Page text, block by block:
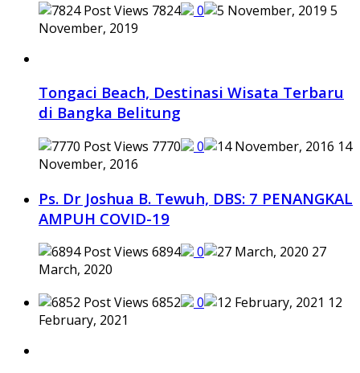
7824 0
5
November, 2019
Tongaci Beach, Destinasi Wisata Terbaru
di Bangka Belitung
7770 0
14
November, 2016
Ps. Dr Joshua B. Tewuh, DBS: 7 PENANGKAL
AMPUH COVID-19
6894 0
27
March, 2020
6852
0
12
February, 2021